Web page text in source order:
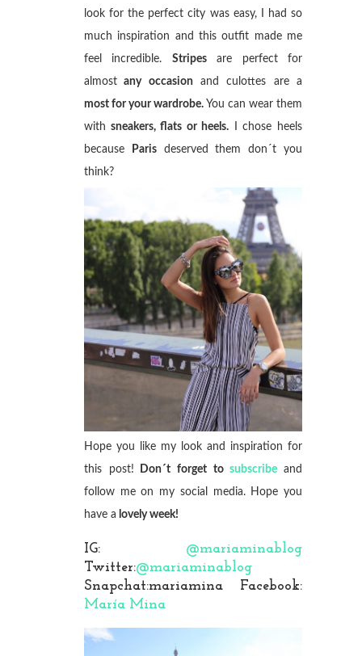
look for the perfect city was easy, I had so
much inspiration and this outfit made me
feel incredible. Stripesare perfect for
almost any occasion and culottes are a
most for your wardrobe. You can wear them
with sneakers, flats or heels. I chose heels
because
Parisdeserved them don´t you
think?
Hope you like my look and inspiration for
this post! Don´t forget tosubscribe and
follow me on my social media. Hope you
have a lovely week!
IG: @mariaminablog
Twitter:@mariaminablog
Snapchat:mariamina Facebook:
María Mina